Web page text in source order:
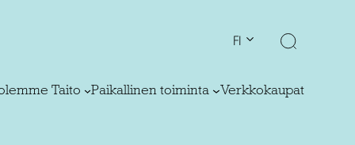
FI
Taito Paikallinen toiminta Verkkokaupat